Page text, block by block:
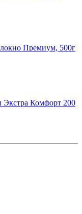
Премиум, 500г
Экстра Комфорт 200